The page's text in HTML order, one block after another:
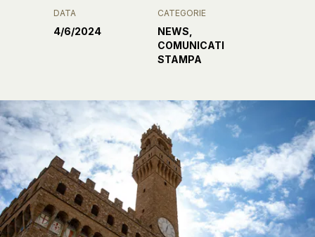
DATA
4/6/2024
CATEGORIE
NEWS,
COMUNICATI
STAMPA